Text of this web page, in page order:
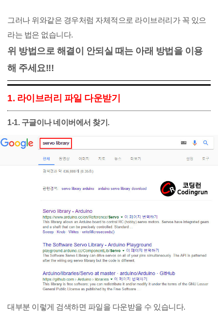
그러나 위와같은 경우처럼 자체적으로 라이브러리가 꼭 있으
라는 법은 없습니다.
위 방법으로 해결이 안되실 때는 아래 방법을 이용
해 주세요!!!
1. 라이브러리 파일 다운받기
1-1. 구글이나 네이버에서 찾기.
대부분 이렇게 검색하면 파일을 다운받을 수 있습니다.